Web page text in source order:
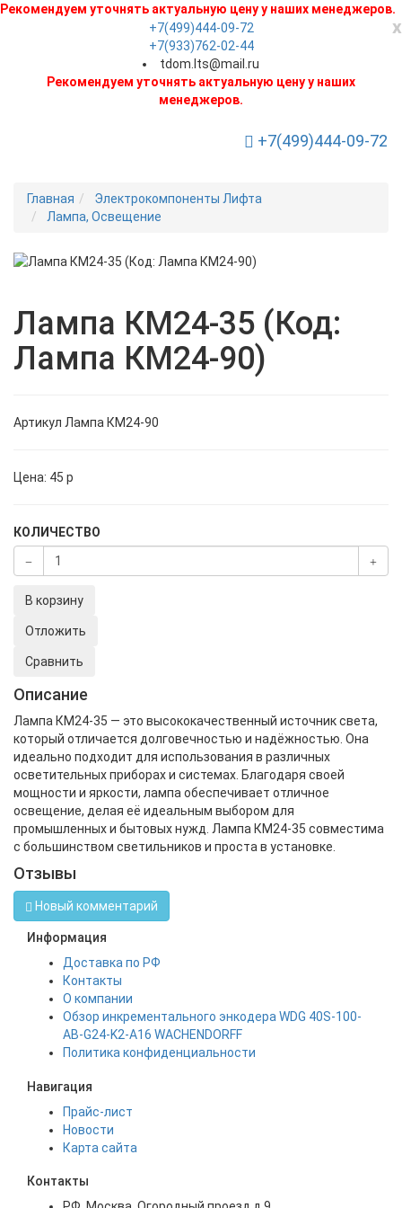
Рекомендуем уточнять актуальную цену у наших менеджеров.
x
+7(499)444-09-72
+7(933)762-02-44
tdom.lts@mail.ru
Рекомендуем уточнять актуальную цену у наших
менеджеров.
+7(499)444-09-72
Toggle Navigation
Главная
Электрокомпоненты Лифта
Лампа, Освещение
Лампа КМ24-35 (Код:
Лампа КМ24-90)
Артикул Лампа КМ24-90
Цена: 45 p
КОЛИЧЕСТВО
В корзину
Отложить
Сравнить
Описание
Лампа КМ24-35 — это высококачественный источник света,
который отличается долговечностью и надёжностью. Она
идеально подходит для использования в различных
осветительных приборах и системах. Благодаря своей
мощности и яркости, лампа обеспечивает отличное
освещение, делая её идеальным выбором для
промышленных и бытовых нужд. Лампа КМ24-35 совместима
с большинством светильников и проста в установке.
Отзывы
Новый комментарий
Информация
Доставка по РФ
Контакты
О компании
Обзор инкрементального энкодера WDG 40S-100-
AB-G24-K2-A16 WACHENDORFF
Политика конфиденциальности
Навигация
Прайс-лист
Новости
Карта сайта
Контакты